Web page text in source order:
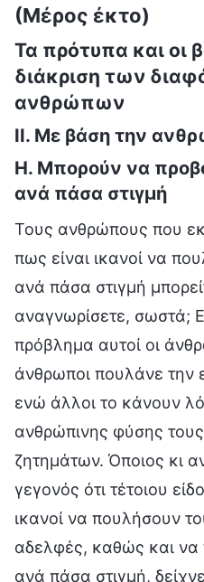
(Μέρος έκτο)
Τα πρότυπα και οι
διάκριση των
ανθρώπων
II. Με βάση την
Η. Μπορούν να
ανά πάσα στιγμή
Τους ανθρώπους που
πως είναι ικανοί να
ανά πάσα στιγμή
αναγνωρίσετε, σωστά;
πρόβλημα αυτοί οι
άνθρωποι πουλάνε την
ενώ άλλοι το κάνουν
ανθρώπινης φύσης
ζητημάτων. Όποιος κι
γεγονός ότι τέτοιου
ικανοί να πουλήσουν
αδελφές, καθώς και
ανά πάσα στιγμή,